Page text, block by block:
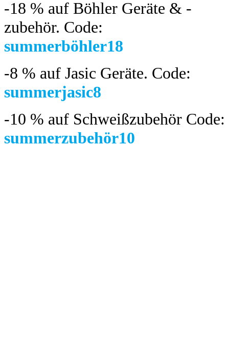
-18 % auf Böhler Geräte & -
zubehör. Code:
summerböhler18
-8 % auf Jasic Geräte. Code:
summerjasic8
-10 % auf Schweißzubehör Code:
summerzubehör10